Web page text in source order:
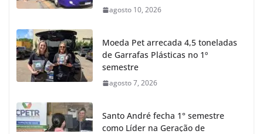
agosto 10, 2026
Moeda Pet arrecada 4,5 toneladas
de Garrafas Plásticas no 1º
semestre
agosto 7, 2026
Santo André fecha 1° semestre
como Líder na Geração de